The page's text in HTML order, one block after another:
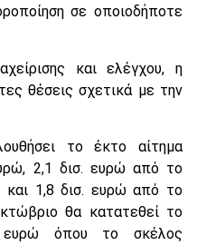
σε οποιοδήποτε
και ελέγχου, η
θέσεις σχετικά με την
το έκτο αίτημα
2,1 δισ. ευρώ από το
και 1,8 δισ. ευρώ από το
θα κατατεθεί το
όπου το σκέλος